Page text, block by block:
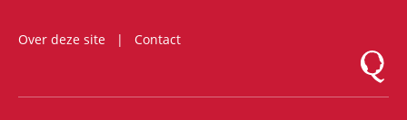
Over deze site
Contact
Logo